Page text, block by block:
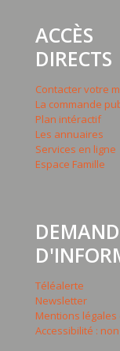
ACCÈS
DIRECTS
Contacter votre
La commande
Plan intéractif
Les annuaires
Services en ligne
Espace Famille
Téléalerte
Newsletter
Mentions
Accessibilité :